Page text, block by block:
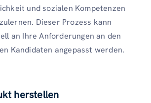
und sozialen Kompetenzen
Dieser Prozess kann
an Ihre Anforderungen an den
Kandidaten angepasst werden.
herstellen